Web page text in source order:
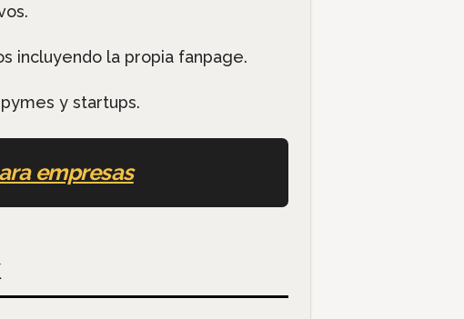
incluyendo la propia fanpage.
y startups.
empresas